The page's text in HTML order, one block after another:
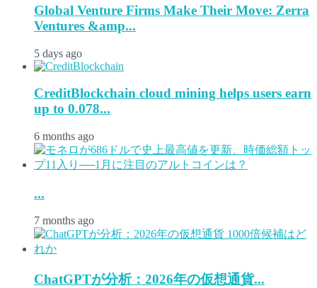
Global Venture Firms Make Their Move: Zerra
Ventures &amp...
5 days ago
CreditBlockchain cloud mining helps users earn
up to 0.078...
6 months ago
...
7 months ago
ChatGPTが分析：2026年の仮想通貨...